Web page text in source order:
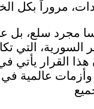
مجرد سلع، بل
التي
القرار يأتي
عالمية